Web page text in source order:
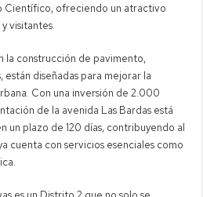
Científico, ofreciendo un atractivo
visitantes.
la construcción de pavimento,
están diseñadas para mejorar la
Con una inversión de 2.000
de la avenida Las Bardas está
un plazo de 120 días, contribuyendo al
cuenta con servicios esenciales como